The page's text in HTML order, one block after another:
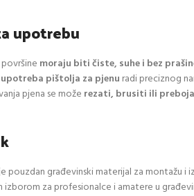
upotrebu
moraju biti čiste, suhe i bez
upotreba pištolja za pjenu radi preciznog
pjena se može rezati, brusiti ili
pouzdan građevinski materijal za montažu i
izborom za profesionalce i amatere u